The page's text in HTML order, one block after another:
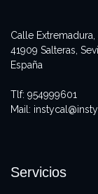
Calle Extremadura,
41909 Salteras,
España
Tlf: 954999601
Mail:
Servicios